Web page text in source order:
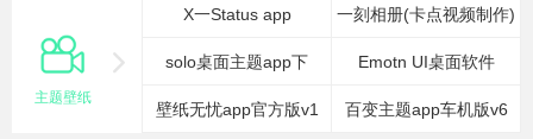
主题壁纸
X一Status app 一刻相册(卡点视频制作)
solo桌面主题app下 Emotn UI桌面软件
壁纸无忧app官方版v1 百变主题app车机版v6